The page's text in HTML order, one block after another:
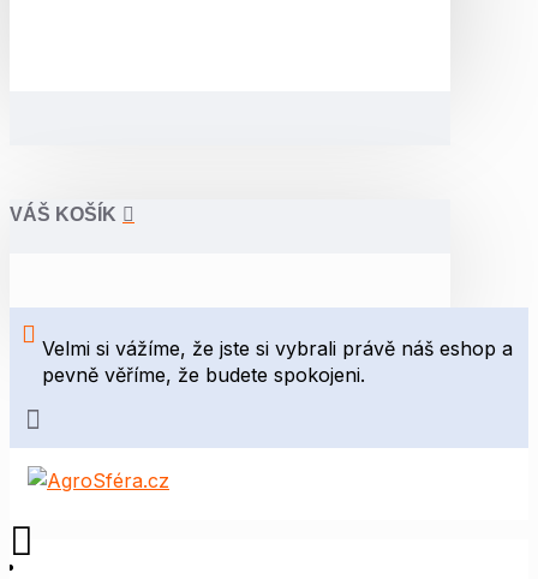
VÁŠ KOŠÍK
Velmi si vážíme, že jste si vybrali právě náš eshop a
pevně věříme, že budete spokojeni.